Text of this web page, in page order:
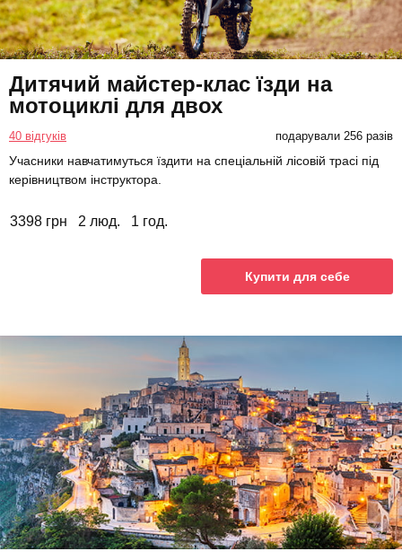
Дитячий майстер-клас їзди на
мотоциклі для двох
40 відгуків подарували 256 разів
Учасники навчатимуться їздити на спеціальній лісовій трасі під
керівництвом інструктора.
3398 грн 2 люд. 1 год.
Купити для себе